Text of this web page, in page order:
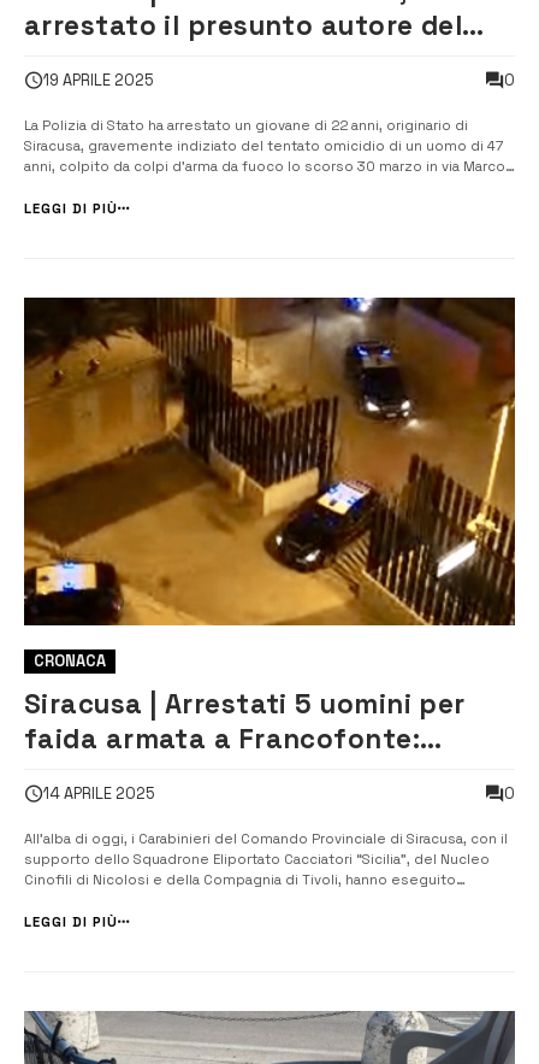
arrestato il presunto autore del
19 APRILE 2025 0
La Polizia di Stato ha arrestato un giovane di 22 anni, originario di
Siracusa, gravemente indiziato del tentato omicidio di un uomo di 47
anni, colpito da colpi d’arma da fuoco lo scorso 30 marzo in via Marco
trovava sull’uscio della propria abitazione, […]...
LEGGI DI PIÙ
CRONACA
Siracusa | Arrestati 5 uomini per
faida armata a Francofonte:
traffico d’armi
14 APRILE 2025 0
All’alba di oggi, i Carabinieri del Comando Provinciale di Siracusa, con il
supporto dello Squadrone Eliportato Cacciatori “Sicilia”, del Nucleo
Cinofili di Nicolosi e della Compagnia di Tivoli, hanno eseguito
età compresa tra i 20 e i 31 anni. I cinque sono gravemente indiz...
LEGGI DI PIÙ